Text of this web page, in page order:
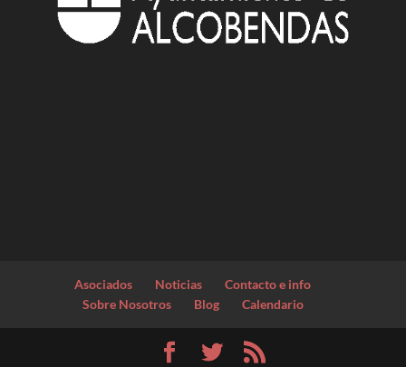
Asociados Noticias
Contacto e info
Sobre Nosotros
Blog Calendario